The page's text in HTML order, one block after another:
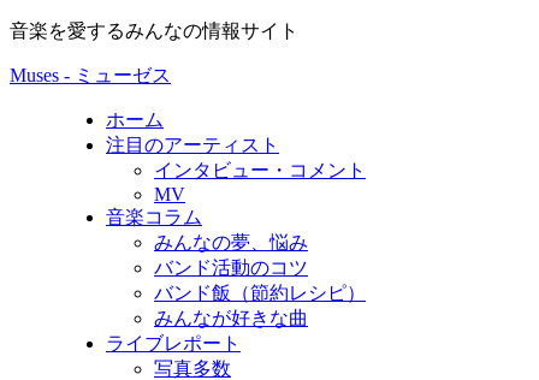
音楽を愛するみんなの情報サイト
Muses - ミューゼス
ホーム
注目のアーティスト
インタビュー・コメント
MV
音楽コラム
みんなの夢、悩み
バンド活動のコツ
バンド飯（節約レシピ）
みんなが好きな曲
ライブレポート
写真多数